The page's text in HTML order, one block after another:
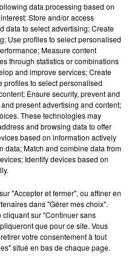
data processing based on
Store and/or access
data to select advertising; Create
Use profiles to select personalised
Measure content
through statistics or combinations
and improve services; Create
profiles to select personalised
Ensure security, prevent and
present advertising and content;
These technologies may
and browsing data to offer
based on information actively
data; Match and combine data from
Identify devices based on
"Accepter et fermer", ou affiner en
dans "Gérer mes choix".
sur "Continuer sans
que pour ce site. Vous
votre consentement à tout
situé en bas de chaque page.